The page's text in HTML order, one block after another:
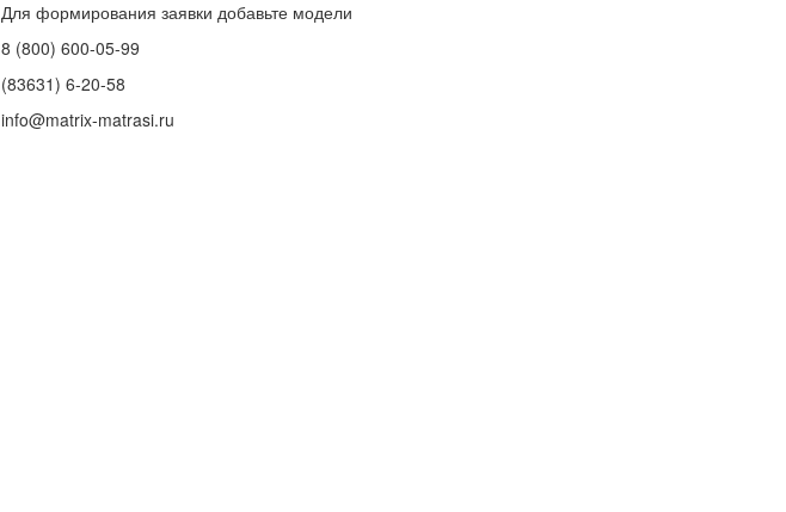
Для формирования заявки добавьте модели
8 (800) 600-05-99
(83631) 6-20-58
info@matrix-matrasi.ru